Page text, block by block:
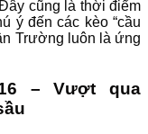
cũng là thời điểm
ý đến các kèo “cầu
Trường luôn là ứng
– Vượt qua